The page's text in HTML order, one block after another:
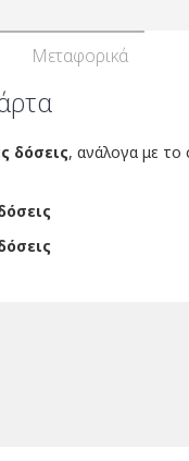
Μεταφορικά
δόσεις, ανάλογα με το